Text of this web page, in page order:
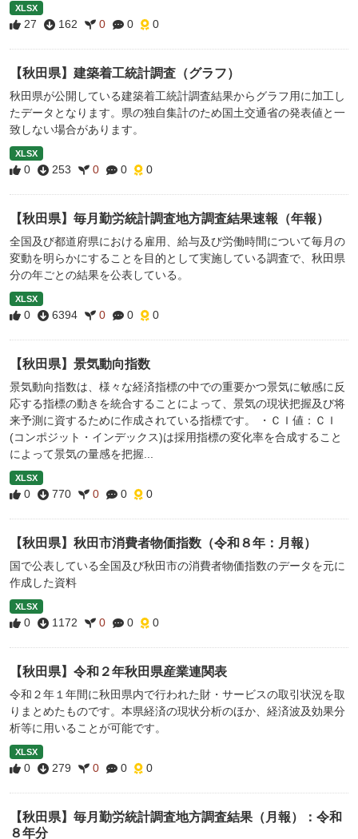
XLSX
27 162 0 0 0
【秋田県】建築着工統計調査（グラフ）
秋田県が公開している建築着工統計調査結果からグラフ用に加工し
たデータとなります。県の独自集計のため国土交通省の発表値と一
致しない場合があります。
XLSX
0 253 0 0 0
【秋田県】毎月勤労統計調査地方調査結果速報（年報）
全国及び都道府県における雇用、給与及び労働時間について毎月の
変動を明らかにすることを目的として実施している調査で、秋田県
分の年ごとの結果を公表している。
XLSX
0 6394 0 0 0
【秋田県】景気動向指数
景気動向指数は、様々な経済指標の中での重要かつ景気に敏感に反
応する指標の動きを統合することによって、景気の現状把握及び将
来予測に資するために作成されている指標です。 ・ＣＩ値：ＣＩ
(コンポジット・インデックス)は採用指標の変化率を合成すること
によって景気の量感を把握...
XLSX
0 770 0 0 0
【秋田県】秋田市消費者物価指数（令和８年：月報）
国で公表している全国及び秋田市の消費者物価指数のデータを元に
作成した資料
XLSX
0 1172 0 0 0
【秋田県】令和２年秋田県産業連関表
令和２年１年間に秋田県内で行われた財・サービスの取引状況を取
りまとめたものです。本県経済の現状分析のほか、経済波及効果分
析等に用いることが可能です。
XLSX
0 279 0 0 0
【秋田県】毎月勤労統計調査地方調査結果（月報）：令和
８年分